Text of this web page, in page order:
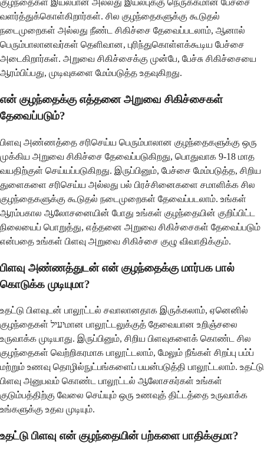
குழந்தைகள் இயல்பான அல்லது இயல்புக்கு நெருக்கமான பேச்சை
வளர்த்துக்கொள்கிறார்கள். சில குழந்தைகளுக்கு கூடுதல்
நடைமுறைகள் அல்லது நீண்ட சிகிச்சை தேவைப்படலாம், ஆனால்
பெரும்பாலானவர்கள் தெளிவான, புரிந்துகொள்ளக்கூடிய பேச்சை
அடைகிறார்கள். அறுவை சிகிச்சைக்கு முன்பே, பேச்சு சிகிச்சையை
ஆரம்பிப்பது, முடிவுகளை மேம்படுத்த உதவுகிறது.
என் குழந்தைக்கு எத்தனை அறுவை சிகிச்சைகள்
தேவைப்படும்?
பிளவு அண்ணத்தை சரிசெய்ய பெரும்பாலான குழந்தைகளுக்கு ஒரு
முக்கிய அறுவை சிகிச்சை தேவைப்படுகிறது, பொதுவாக 9-18 மாத
வயதிற்குள் செய்யப்படுகிறது. இருப்பினும், பேச்சை மேம்படுத்த, சிறிய
துளைகளை சரிசெய்ய அல்லது பல் பிரச்சினைகளை சமாளிக்க சில
குழந்தைகளுக்கு கூடுதல் நடைமுறைகள் தேவைப்படலாம். உங்கள்
ஆரம்பகால ஆலோசனையின் போது உங்கள் குழந்தையின் குறிப்பிட்ட
நிலையைப் பொறுத்து, எத்தனை அறுவை சிகிச்சைகள் தேவைப்படும்
என்பதை உங்கள் பிளவு அறுவை சிகிச்சை குழு விவாதிக்கும்.
பிளவு அண்ணத்துடன் என் குழந்தைக்கு மார்பக பால்
கொடுக்க முடியுமா?
உதட்டு பிளவுடன் பாலூட்டல் சவாலானதாக இருக்கலாம், ஏனெனில்
குழந்தைகள் יעילமான பாலூட்டலுக்குத் தேவையான உறிஞ்சலை
உருவாக்க முடியாது. இருப்பினும், சிறிய பிளவுகளைக் கொண்ட சில
குழந்தைகள் வெற்றிகரமாக பாலூட்டலாம், மேலும் நீங்கள் சிறப்பு பம்ப்
மற்றும் உணவு தொழில்நுட்பங்களைப் பயன்படுத்தி பாலூட்டலாம். உதட்டு
பிளவு அனுபவம் கொண்ட பாலூட்டல் ஆலோசகர்கள் உங்கள்
குடும்பத்திற்கு வேலை செய்யும் ஒரு உணவுத் திட்டத்தை உருவாக்க
உங்களுக்கு உதவ முடியும்.
உதட்டு பிளவு என் குழந்தையின் பற்களை பாதிக்குமா?